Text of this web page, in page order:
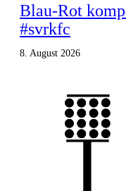
Blau-Rot
#svrkfc
8. August 2026